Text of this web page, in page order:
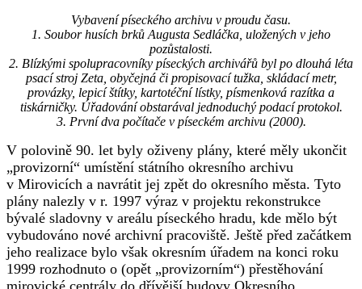
Vybavení píseckého archivu v proudu času.
1. Soubor husích brků Augusta Sedláčka, uložených v jeho
pozůstalosti.
2. Blízkými spolupracovníky píseckých archivářů byl po dlouhá léta
psací stroj Zeta, obyčejná či propisovací tužka, skládací metr,
provázky, lepicí štítky, kartotéční lístky, písmenková razítka a
tiskárničky. Úřadování obstarával jednoduchý podací protokol.
3. První dva počítače v píseckém archivu (2000).
V polovině 90. let byly oživeny plány, které měly ukončit
„provizorní“ umístění státního okresního archivu
v Mirovicích a navrátit jej zpět do okresního města. Tyto
plány nalezly v r. 1997 výraz v projektu rekonstrukce
bývalé sladovny v areálu píseckého hradu, kde mělo být
vybudováno nové archivní pracoviště. Ještě před začátkem
jeho realizace bylo však okresním úřadem na konci roku
1999 rozhodnuto o (opět „provizorním“) přestěhování
mirovické centrály do dřívější budovy Okresního